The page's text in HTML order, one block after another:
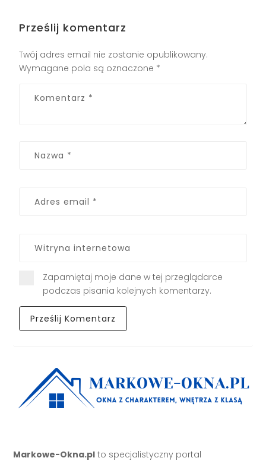
Prześlij komentarz
Twój adres email nie zostanie opublikowany.
Wymagane pola są oznaczone *
Zapamiętaj moje dane w tej przeglądarce
podczas pisania kolejnych komentarzy.
Markowe-Okna.pl to specjalistyczny portal